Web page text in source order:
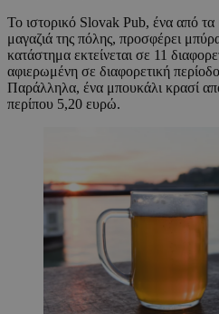
Το ιστορικό Slovak Pub, ένα από τα
μαγαζιά της πόλης, προσφέρει
κατάστημα εκτείνεται σε 11
αφιερωμένη σε διαφορετική
Παράλληλα, ένα μπουκάλι κρασί
περίπου 5,20 ευρώ.